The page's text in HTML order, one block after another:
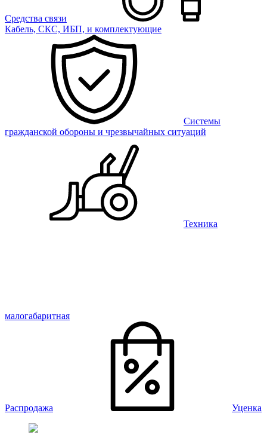
Средства связи
Кабель, СКС, ИБП, и комплектующие
Системы
гражданской обороны и чрезвычайных ситуаций
Техника
малогабаритная
Распродажа Уценка